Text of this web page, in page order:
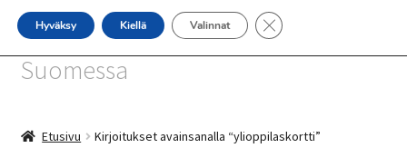
SHOP
INFO
SiniSusan kortit painetaan
Suomessa
Etusivu Kirjoitukset avainsanalla “ylioppilaskortti”
Hyväksy Kiellä Valinnat Sulje evästebanneri